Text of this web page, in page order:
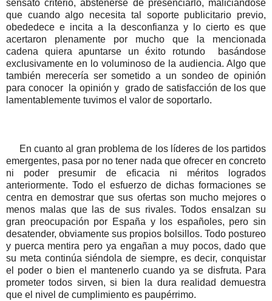
sensato criterio, abstenerse de presenciarlo, maliciándose
que cuando algo necesita tal soporte publicitario previo,
obededece e incita a la desconfianza y lo cierto es que
acertaron plenamente por mucho que la mencionada
cadena quiera apuntarse un éxito rotundo basándose
exclusivamente en lo voluminoso de la audiencia. Algo que
también merecería ser sometido a un sondeo de opinión
para conocer la opinión y grado de satisfacción de los que
lamentablemente tuvimos el valor de soportarlo.
En cuanto al gran problema de los líderes de los partidos
emergentes, pasa por no tener nada que ofrecer en concreto
ni poder presumir de eficacia ni méritos logrados
anteriormente. Todo el esfuerzo de dichas formaciones se
centra en demostrar que sus ofertas son mucho mejores o
menos malas que las de sus rivales. Todos ensalzan su
gran preocupación por España y los españoles, pero sin
desatender, obviamente sus propios bolsillos. Todo postureo
y puerca mentira pero ya engañan a muy pocos, dado que
su meta continúa siéndola de siempre, es decir, conquistar
el poder o bien el mantenerlo cuando ya se disfruta. Para
prometer todos sirven, si bien la dura realidad demuestra
que el nivel de cumplimiento es paupérrimo.